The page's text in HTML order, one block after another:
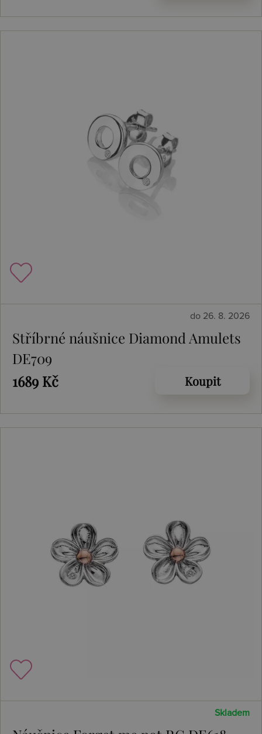
do 26. 8. 2026
Stříbrné náušnice Diamond Amulets
DE709
1689 Kč
Koupit
Skladem